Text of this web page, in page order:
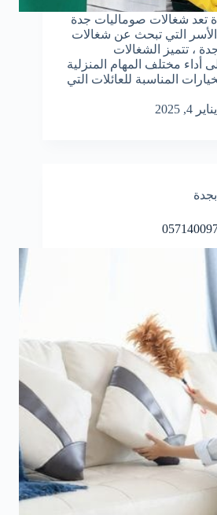
تعد شغالات صوماليات جدة
الأسر التي تبحث عن شغالات
جدة ، تتميز الشغالات
أداء مختلف المهام المنزلية
المناسبة للعائلات التي
يناير 4, 2025